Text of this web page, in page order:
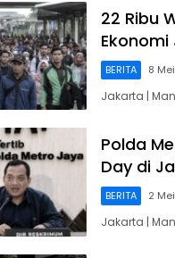
22 Ribu
BERITA 8
Jakarta |
Polda
Day di
BERITA 2
Jakarta |